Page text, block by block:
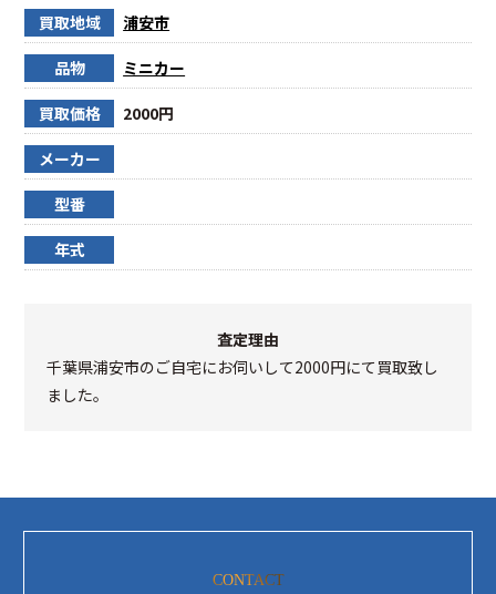
買取地域 浦安市
品物 ミニカー
買取価格 2000円
メーカー
型番
年式
査定理由
千葉県浦安市のご自宅にお伺いして2000円にて買取致し
ました。
CONTACT